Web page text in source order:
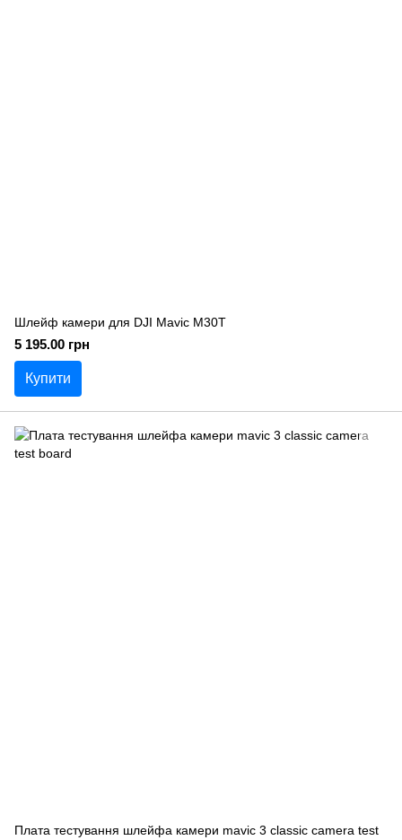
Шлейф камери для DJI Mavic M30T
5 195.00 грн
Купити
Плата тестування шлейфа камери mavic 3 classic camera test